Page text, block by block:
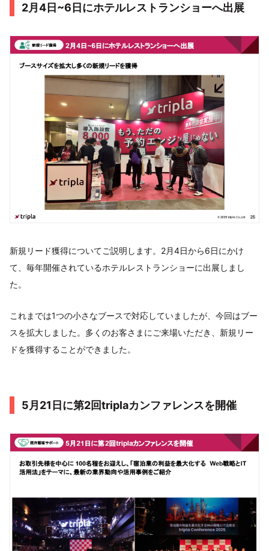
2月4日~6日にホテルレストランショーへ出展
新規リード獲得についてご説明します。2月4日から6日にかけ
て、毎年開催されているホテルレストランショーに出展しまし
た。
これまでは1つの小さなブースで対応していましたが、今回はブー
スを拡大しました。多くのお客さまにご来場いただき、新規リー
ドを獲得することができました。
5月21日に第2回triplaカンファレンスを開催